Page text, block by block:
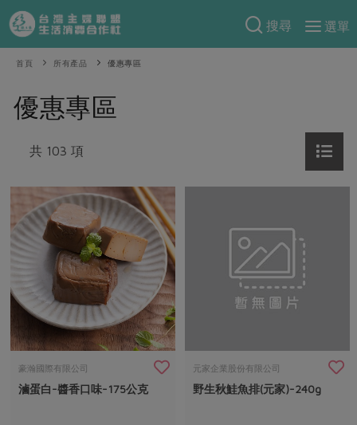
搜尋
選單
產品分類
當季蔬果
一籃菜
芽苗類
奶蛋豆・五穀
肉品・水產
水畜加工品
食譜料理
肉食
海鮮
蔬食
蛋料理
料理方式
把最好的台灣味帶回家！
防災用品預購圓滿結束
2026年端午節預購圓滿結束
更多預購活動
當季產品
傳到心坎裡，誠心又澎派
觀點文章
主婦食堂 一籃菜真心話
社內大小事 合作聯合國
產品故事
樂齡生活
廚房瑜伽
關於合作社
認識合作社
關於我們
合作社組織
員工與求才
重要公告
首頁 所有產品 優惠專區
優惠專區
共 103 項
豪瀚國際有限公司
滷蛋白-醬香口味-175公克
元家企業股份有限公司
野生秋鮭魚排(元家)-240g